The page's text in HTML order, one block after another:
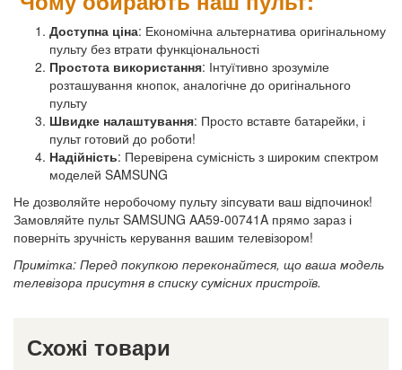
Доступна ціна: Економічна альтернатива оригінальному
пульту без втрати функціональності
Простота використання: Інтуїтивно зрозуміле
розташування кнопок, аналогічне до оригінального
пульту
Швидке налаштування: Просто вставте батарейки, і
пульт готовий до роботи!
Надійність: Перевірена сумісність з широким спектром
моделей SAMSUNG
Не дозволяйте неробочому пульту зіпсувати ваш відпочинок!
Замовляйте пульт SAMSUNG AA59-00741A прямо зараз і
поверніть зручність керування вашим телевізором!
Примітка: Перед покупкою переконайтеся, що ваша модель
телевізора присутня в списку сумісних пристроїв.
Схожі товари